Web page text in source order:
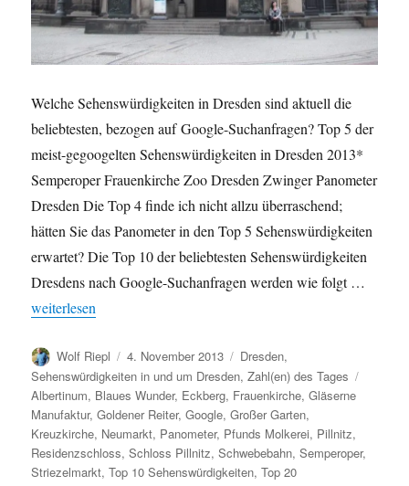
Welche Sehenswürdigkeiten in Dresden sind aktuell die
beliebtesten, bezogen auf Google-Suchanfragen? Top 5 der
meist-gegoogelten Sehenswürdigkeiten in Dresden 2013*
Semperoper Frauenkirche Zoo Dresden Zwinger Panometer
Dresden Die Top 4 finde ich nicht allzu überraschend;
hätten Sie das Panometer in den Top 5 Sehenswürdigkeiten
erwartet? Die Top 10 der beliebtesten Sehenswürdigkeiten
Dresdens nach Google-Suchanfragen werden wie folgt …
„Beliebteste Sehenswürdigkeiten Dresdens 2013 nach Google-
weiterlesen
Autor
Wolf Riepl
Veröffentlicht
am
4. November 2013 Kategorien
Dresden,
Sehenswürdigkeiten in und um Dresden,Zahl(en) des Tages
Albertinum, Blaues Wunder, Eckberg, Frauenkirche,Gläserne
Manufaktur,Goldener Reiter,Google,Großer Garten,
Kreuzkirche, Neumarkt, Panometer, Pfunds Molkerei, Pillnitz,
Residenzschloss,Schloss Pillnitz,Schwebebahn,Semperoper,
Striezelmarkt,Top 10 Sehenswürdigkeiten,Top 20